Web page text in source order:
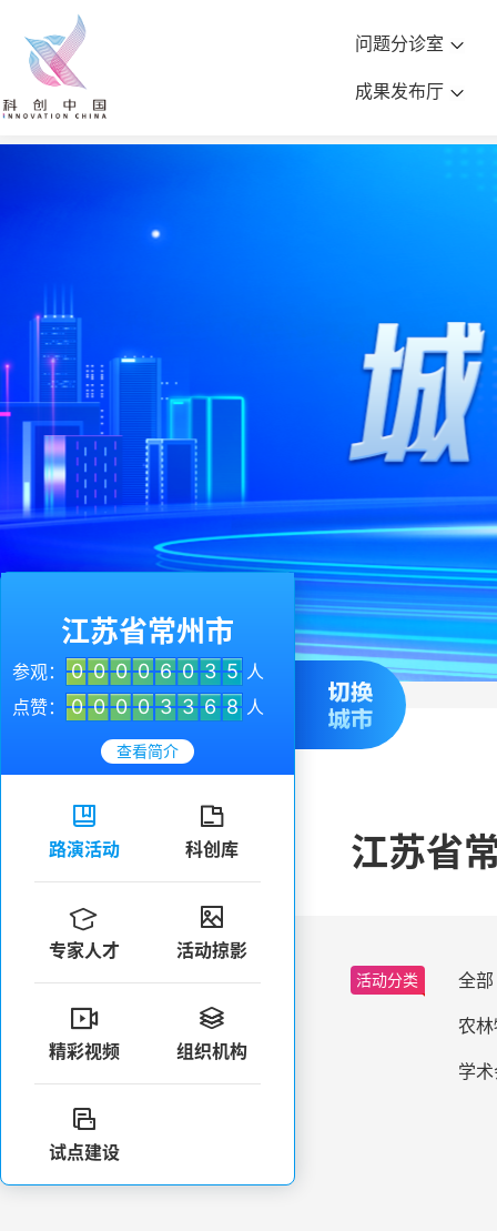
问题分诊室
成果发布厅
江苏省
江苏省常州市
参观： 0 0 0 0 6 0 3 5 人
点赞：
0 0 0 0 3 3 6 8 人
查看简介

路演活动

科创库

专家人才

活动掠影

精彩视频

组织机构

试点建设
活动分类 全部
农
学